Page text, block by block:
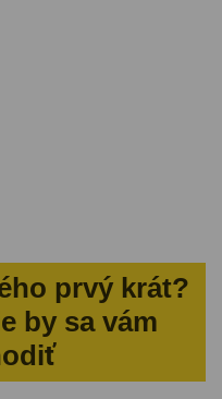
prvý krát?
by sa vám